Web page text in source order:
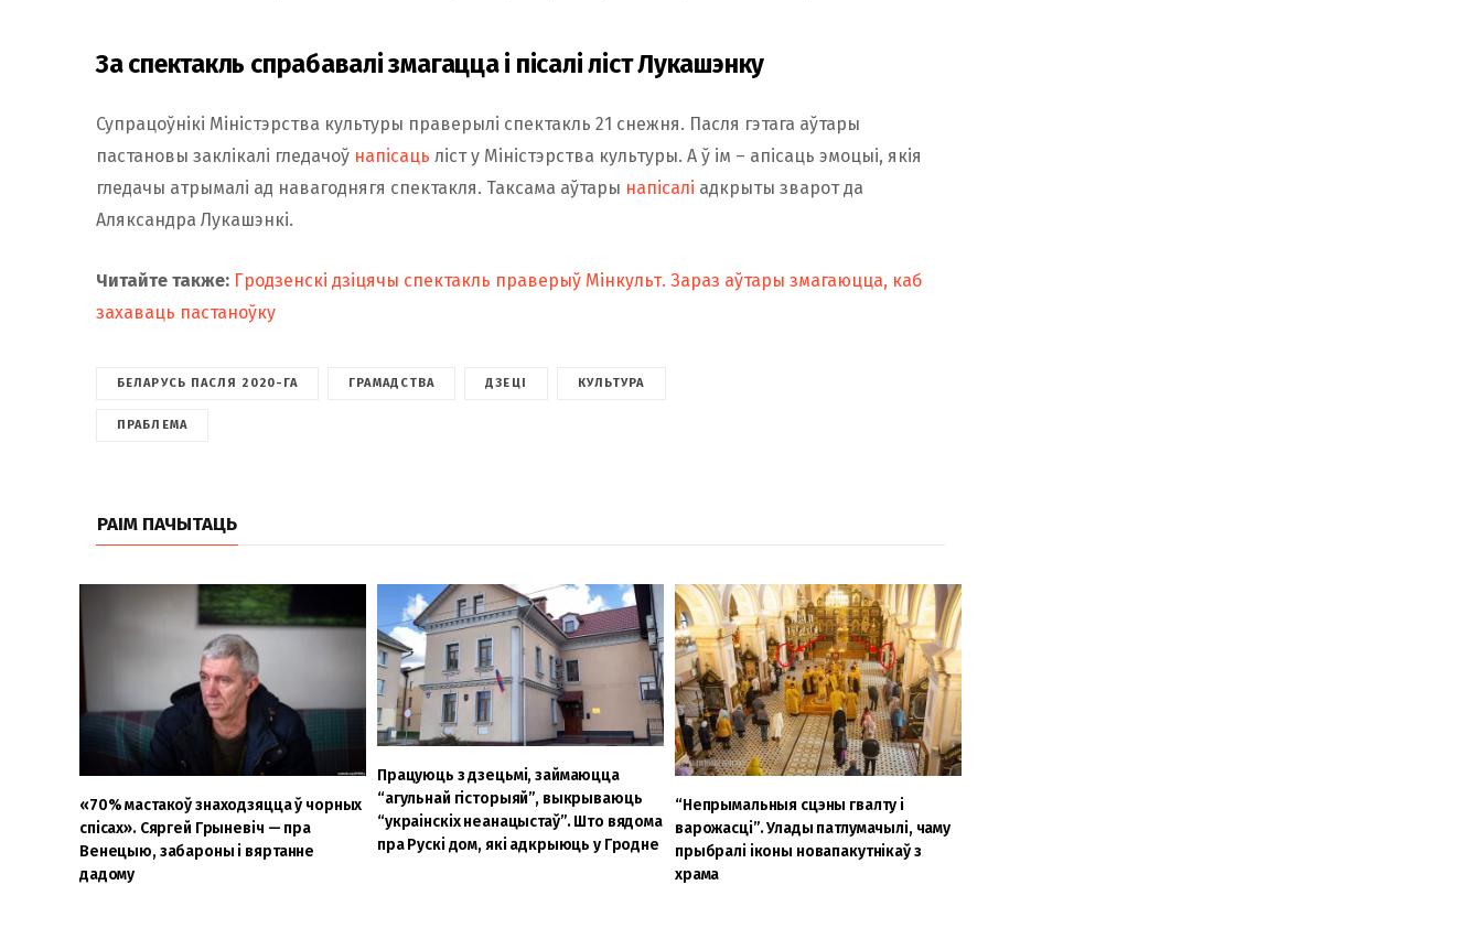
За спектакль спрабавалі змагацца і пісалі ліст Лукашэнку
Супрацоўнікі Міністэрства культуры праверылі спектакль 21 снежня. Пасля гэтага аўтары
пастановы заклікалі гледачоў напісаць ліст у Міністэрства культуры. А ў ім – апісаць эмоцыі, якія
гледачы атрымалі ад навагоднягя спектакля. Таксама аўтары напісалі адкрыты зварот да
Аляксандра Лукашэнкі.
Читайте также: Гродзенскі дзіцячы спектакль праверыў Мінкульт. Зараз аўтары змагаюцца, каб
захаваць пастаноўку
БЕЛАРУСЬ ПАСЛЯ 2020-ГА ГРАМАДСТВА ДЗЕЦІ КУЛЬТУРА
ПРАБЛЕМА
РАІМ ПАЧЫТАЦЬ
«70% мастакоў знаходзяцца ў чорных
спісах». Сяргей Грыневіч — пра
Венецыю, забароны і вяртанне
дадому
Працуюць з дзецьмі, займаюцца
“агульнай гісторыяй”, выкрываюць
“украінскіх неанацыстаў”. Што вядома
пра Рускі дом, які адкрыюць у Гродне
“Непрымальныя сцэны гвалту і
варожасці”. Улады патлумачылі, чаму
прыбралі іконы новапакутнікаў з
храма